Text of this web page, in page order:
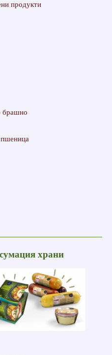
продукти
брашно
пшеница
храни